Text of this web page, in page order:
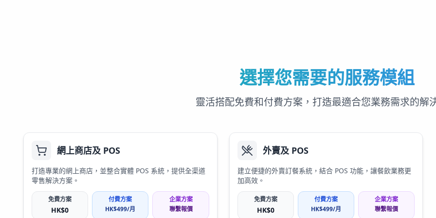
選擇您需要的服務模組
靈活搭配免費和付費方案，打造最適合您業務需求的解
網上商店及 POS
打造專業的網上商店，並整合實體 POS 系統，提供全渠道
零售解決方案。
免費方案
HK$0
付費方案
HK$499/月
企業方案
聯繫報價
外賣及 POS
建立便捷的外賣訂餐系統，結合 POS 功能，讓餐飲業務更
加高效。
免費方案
HK$0
付費方案
HK$499/月
企業方案
聯繫報價